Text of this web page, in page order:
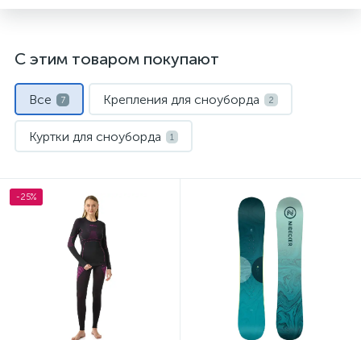
С этим товаром покупают
Все 7 Крепления для сноуборда 2
Куртки для сноуборда 1
Термобелье
-25%